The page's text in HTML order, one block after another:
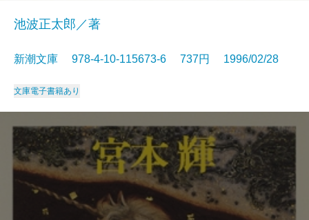
池波正太郎／著
新潮文庫 978-4-10-115673-6 737円 1996/02/28
文庫電子書籍あり